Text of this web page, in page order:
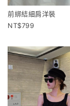
前綁結細肩洋裝
799